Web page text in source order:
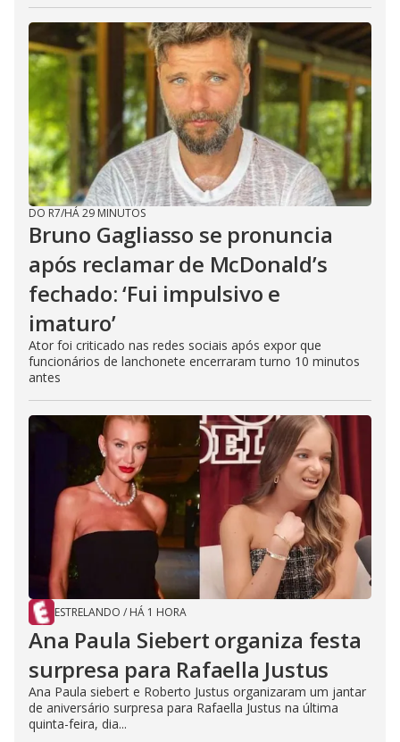
DO R7/HÁ 29 MINUTOS
Bruno Gagliasso se pronuncia
após reclamar de McDonald’s
fechado: ‘Fui impulsivo e
imaturo’
Ator foi criticado nas redes sociais após expor que
funcionários de lanchonete encerraram turno 10 minutos
antes
ESTRELANDO / HÁ 1 HORA
Ana Paula Siebert organiza festa
surpresa para Rafaella Justus
Ana Paula siebert e Roberto Justus organizaram um jantar
de aniversário surpresa para Rafaella Justus na última
quinta-feira, dia...